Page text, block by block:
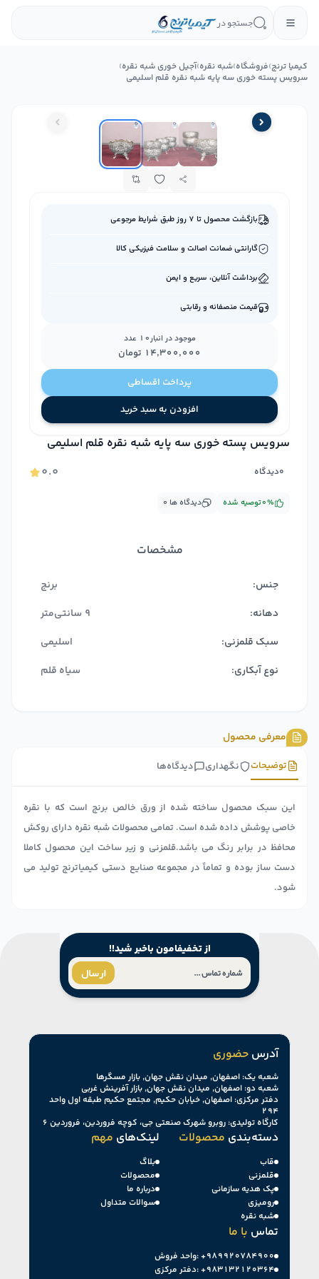
جستجو در
کیمیا ترنج›فروشگاه›شبه نقره›آجیل‌ خوری شبه نقره›
سرویس پسته خوری سه پایه شبه نقره قلم اسلیمی
سرویس پسته خوری سه پایه شبه نقره قلم اسلیمی
۰.۰
دیدگاه۰
۰ دیدگاه ها توصیه شده۰%
مشخصات
جنس:
برنج
دهانه:
9 سانتی‌متر
سبک قلمزنی:
اسلیمی
نوع آبکاری:
سیاه قلم
بازگشت محصول تا ۷ روز طبق شرایط مرجوعی
گارانتی ضمانت اصالت و سلامت فیزیکی کالا
برداشت آنلاین، سریع و ایمن
قیمت منصفانه و رقابتی
موجود در انبار10 عدد
۱۴٬۳۰۰٬۰۰۰ تومان
پرداخت اقساطی
افزودن به سبد خرید
معرفی محصول
دیدگاه‌ها نگهداری توضیحات
این سبک محصول ساخته شده از ورق خالص برنج است که با نقره
خاصی پوشش داده شده است. تمامی محصولات شبه نقره دارای روکش
محافظ در برابر رنگ می باشد.قلمزنی و زیر ساخت این محصول کاملا
دست ساز بوده و تماماً در مجموعه صنایع دستی کیمیاترنج تولید می
شود.
ارسال
از تخفیفامون باخبر شید!!
آدرس حضوری
شعبه یک: اصفهان, میدان نقش جهان, بازار مسگرها
شعبه دو: اصفهان, میدان نقش جهان, بازار آفرینش غربی
دفتر مرکزی: اصفهان, خیابان حکیم, مجتمع حکیم طبقه اول واحد
۲۹۴
کارگاه تولیدی: روبرو شهرک صنعتی جی، کوچه فروردین، فروردین ۶
لینک‌های مهم
بلاگ
محصولات
درباره ما
سوالات متداول
دسته‌بندی محصولات
قاب
قلمزنی
پک هدیه سازمانی
رومیزی
شبه نقره
تماس با ما
واحد فروش:+۹۸۹۹۲۰۷۸۴۹۰۰
دفتر مرکزی:+۹۸۳۱۳۲۱۲۰۳۶۴